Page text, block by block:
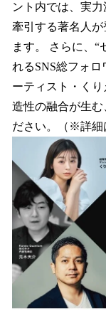
ント内では、実
牽引する著名人
ます。 さらに、“
れるSNS総フォ
ーティスト・く
造性の融合が生む
ださい。（※詳細